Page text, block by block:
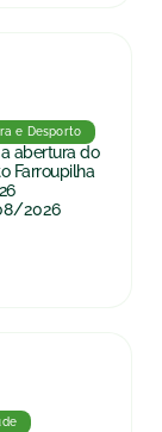
e Desporto
abertura do
Farroupilha
2026